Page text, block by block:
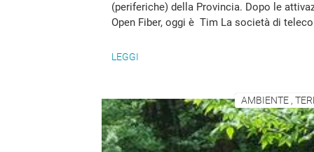
(periferiche) della Provincia. Dopo le
Open Fiber, oggi è Tim La società di
LEGGI
AMBIENTE ,